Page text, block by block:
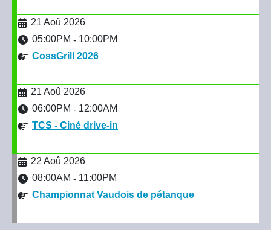
21 Aoû 2026
05:00PM - 10:00PM
CossGrill 2026
21 Aoû 2026
06:00PM - 12:00AM
TCS - Ciné drive-in
22 Aoû 2026
08:00AM - 11:00PM
Championnat Vaudois de pétanque